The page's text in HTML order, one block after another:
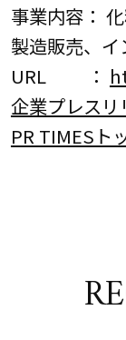
事業内容：
製造販売、
URL ：
企業プレス
PR TIMESト